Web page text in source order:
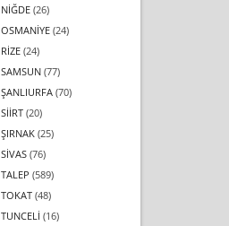
NİĞDE(26)
OSMANİYE(24)
RİZE(24)
SAMSUN(77)
ŞANLIURFA(70)
SİİRT(20)
ŞIRNAK(25)
SİVAS(76)
TALEP (589)
TOKAT(48)
TUNCELİ (16)